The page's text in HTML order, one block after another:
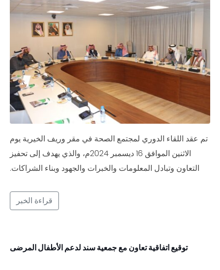
تم عقد اللقاء الدوري لمجتمع الصحة في مقر وريف الخيرية يوم
الاثنين الموافق 16 ديسمبر 2024م، والذي يهدف إلى تحفيز
التعاون وتبادل المعلومات والخبرات والجهود وبناء الشراكات.
قراءة الخبر
توقيع اتفاقية تعاون مع جمعية سند لدعم الأطفال المرضى